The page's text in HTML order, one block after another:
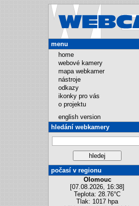
menu
home
webové kamery
mapa webkamer
nástroje
odkazy
ikonky pro vás
o projektu
english version
hledání webkamery
počasí v regionu
Olomouc
[07.08.2026, 16:38]
Teplota: 28.76°C
Tlak: 1017 hpa